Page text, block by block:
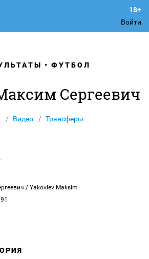
Войти
ФУТБОЛ
Сергеевич
Видео Трансферы
/ Yakovlev Maksim